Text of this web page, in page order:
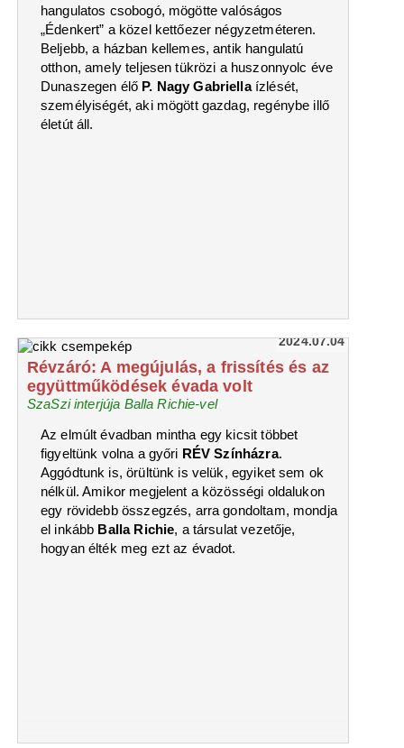
hangulatos csobogó, mögötte valóságos
„Édenkert” a közel kettőezer négyzetméteren.
Beljebb, a házban kellemes, antik hangulatú
otthon, amely teljesen tükrözi a huszonnyolc éve
Dunaszegen élő P. Nagy Gabriellaízlését,
személyiségét, aki mögött gazdag, regénybe illő
életút áll.
2024.07.04
Révzáró: A megújulás, a frissítés és az
együttműködések évada volt
SzaSzi interjúja Balla Richie-vel
Az elmúlt évadban mintha egy kicsit többet
figyeltünk volna a győri RÉV Színházra.
Aggódtunk is, örültünk is velük, egyiket sem ok
nélkül. Amikor megjelent a közösségi oldalukon
egy rövidebb összegzés, arra gondoltam, mondja
el inkább Balla Richie, a társulat vezetője,
hogyan élték meg ezt az évadot.